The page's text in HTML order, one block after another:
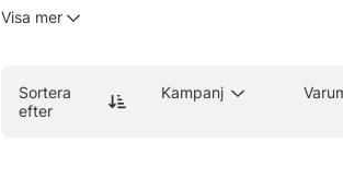
och laxfiske kan du sikta på backing mellan
Visa mer
Sortera
efter
Kampanj